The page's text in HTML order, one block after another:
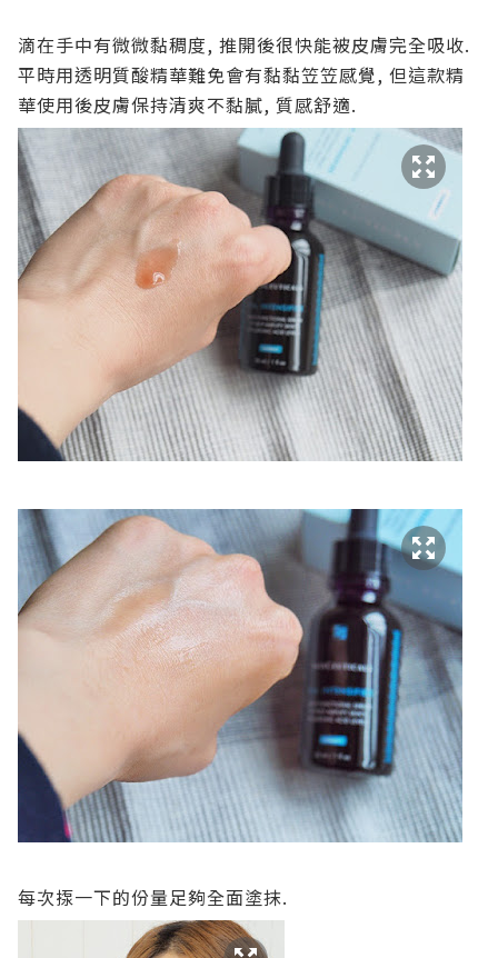
滴在手中有微微黏稠度, 推開後很快能被皮膚完全吸收.
平時用透明質酸精華難免會有黏黏笠笠感覺, 但這款精
華使用後皮膚保持清爽不黏膩, 質感舒適.
每次揼一下的份量足夠全面塗抹.